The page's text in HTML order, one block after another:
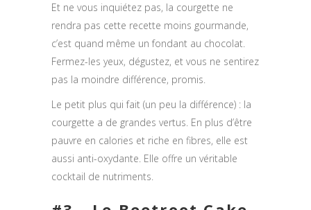
Et ne vous inquiétez pas, la courgette ne
rendra pas cette recette moins gourmande,
c’est quand même un fondant au chocolat.
Fermez-les yeux, dégustez, et vous ne sentirez
pas la moindre différence, promis.
Le petit plus qui fait (un peu la différence) : la
courgette a de grandes vertus. En plus d’être
pauvre en calories et riche en fibres, elle est
aussi anti-oxydante. Elle offre un véritable
cocktail de nutriments.